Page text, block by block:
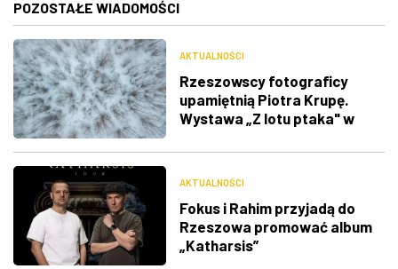
POZOSTAŁE WIADOMOŚCI
AKTUALNOŚCI
Rzeszowscy fotograficy
upamiętnią Piotra Krupę.
Wystawa „Z lotu ptaka" w
AKTUALNOŚCI
Fokus i Rahim przyjadą do
Rzeszowa promować album
„Katharsis”